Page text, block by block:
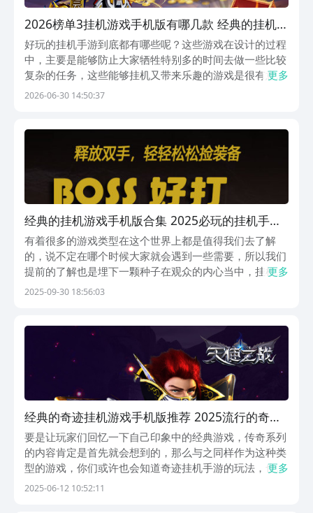
2026榜单3挂机游戏手机版有哪几款 经典的挂机手
游before_1
好玩的挂机手游到底都有哪些呢？这些游戏在设计的过程
中，主要是能够防止大家牺牲特别多的时间去做一些比较
复杂的任务，这些能够挂机又带来乐趣的游戏是很有意思
的，想要找到这些游戏，荐大家来到阿里巴巴灵犀互娱打
到...
更多
2026-06-30 14:50:37
经典的挂机游戏手机版合集 2025必玩的挂机手游
安卓下载
有着很多的游戏类型在这个世界上都是值得我们去了解
的，说不定在哪个时候大家就会遇到一些需要，所以我们
提前的了解也是埋下一颗种子在观众的内心当中，挂机手
游的讲解就会是这一期的主题，试着从这里来找寻到你们
果...
更多
2025-09-30 18:56:03
经典的奇迹挂机游戏手机版推荐 2025流行的奇迹
挂机手游合辑
要是让玩家们回忆一下自己印象中的经典游戏，传奇系列
的内容肯定是首先就会想到的，那么与之同样作为这种类
型的游戏，你们或许也会知道奇迹挂机手游的玩法，也正
是今天的文章为玩家们带来了这样的内容，期待一下它们
更多
2025-06-12 10:52:11